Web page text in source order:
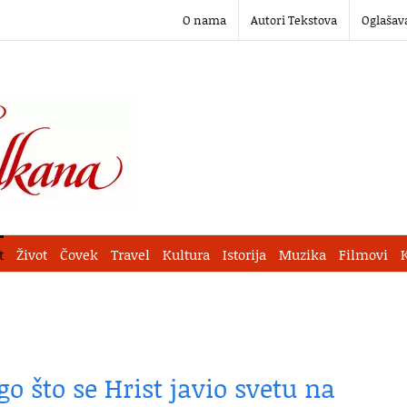
O nama Autori Tekstova
Život Čovek Travel Kultura Istorija Muzika Filmovi
što se Hrist javio svetu na